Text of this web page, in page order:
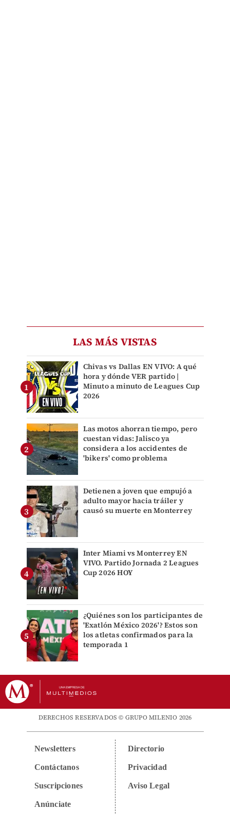
LAS MÁS VISTAS
Chivas vs Dallas EN VIVO: A qué
hora y dónde VER partido |
Minuto a minuto de Leagues Cup
2026
Las motos ahorran tiempo, pero
cuestan vidas: Jalisco ya
considera a los accidentes de
'bikers' como problema
Detienen a joven que empujó a
adulto mayor hacia tráiler y
causó su muerte en Monterrey
Inter Miami vs Monterrey EN
VIVO. Partido Jornada 2 Leagues
Cup 2026 HOY
¿Quiénes son los participantes de
'Exatlón México 2026'? Estos son
los atletas confirmados para la
temporada 1
DERECHOS RESERVADOS © GRUPO MILENIO 2026
Newsletters
Contáctanos
Suscripciones
Anúnciate
Directorio
Privacidad
Aviso Legal